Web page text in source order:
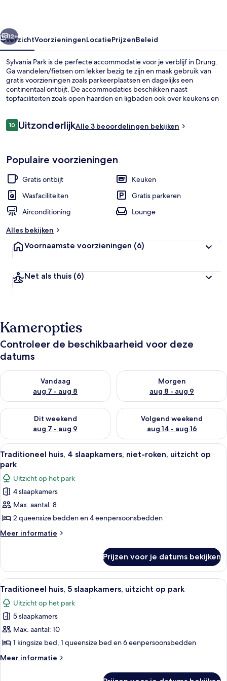
Volgende
12+
OverzichtVoorzieningenLocatiePrijzenBeleid
Sylvania Park is de perfecte accommodatie voor je verblijf in Drung.
Ga wandelen/fietsen om lekker bezig te zijn en maak gebruik van
gratis voorzieningen zoals parkeerplaatsen en dagelijks een
continentaal ontbijt. De accommodaties beschikken naast
topfaciliteiten zoals open haarden en ligbaden ook over keukens en
Beoordelingen
1010 op 10 –
UitzonderlijkAlle 3 beoordelingen bekijken
Populaire voorzieningen
Gratis ontbijt
Keuken
Wasfaciliteiten
Gratis parkeren
Airconditioning
Lounge
Alles bekijken
Voornaamste voorzieningen (6)
Net als thuis (6)
Kameropties
Controleer de beschikbaarheid voor deze
datums
Vandaag
aug 7 - aug 8
De beschikbaarheid controleren voor vanavond aug 7 - aug 8
Morgen
aug 8 - aug 9
De beschikbaarheid
Dit weekend
aug 7 - aug 9
De beschikbaarheid controleren voor dit weekend aug 7 -
Volgend weekend
aug 14 - aug 16
De beschikbaarheid
Alle
foto's
voor
Traditioneel
huis,
4
slaapkamers,
niet-
op
park
laden
Traditioneel huis, 4 slaapkamers,
5
Traditioneel huis, 4 slaapkamers, niet-roken, uitzicht op
park
Uitzicht op het park
4 slaapkamers
Max. aantal: 8
2 queensize bedden en 4 eenpersoonsbedden
Meer informatie
Meer
huis,
4
slaapkamers,
niet-
roken,
uitzicht
op
park
Prijzen voor je datums bekijken
Alle
foto's
voor
Traditioneel
huis,
5
slaapkamers,
uitzicht
Traditioneel huis, 5 slaapkamers,
4
Traditioneel huis, 5 slaapkamers, uitzicht op park
Uitzicht op het park
5 slaapkamers
Max. aantal: 10
1 kingsize bed, 1 queensize bed en 6 eenpersoonsbedden
Meer informatie
Meer